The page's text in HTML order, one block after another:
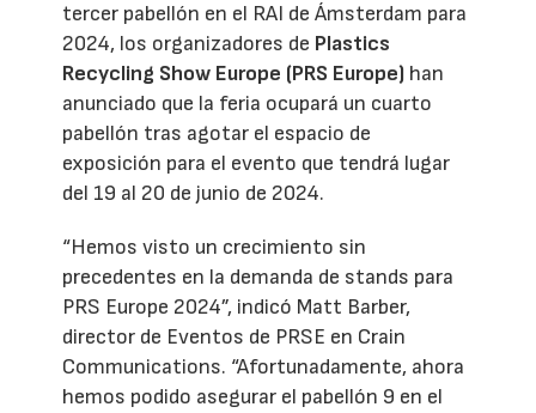
tercer pabellón en el RAI de Ámsterdam para
2024, los organizadores de Plastics
Recycling Show Europe (PRS Europe) han
anunciado que la feria ocupará un cuarto
pabellón tras agotar el espacio de
exposición para el evento que tendrá lugar
del 19 al 20 de junio de 2024.
“Hemos visto un crecimiento sin
precedentes en la demanda de stands para
PRS Europe 2024”, indicó Matt Barber,
director de Eventos de PRSE en Crain
Communications. “Afortunadamente, ahora
hemos podido asegurar el pabellón 9 en el